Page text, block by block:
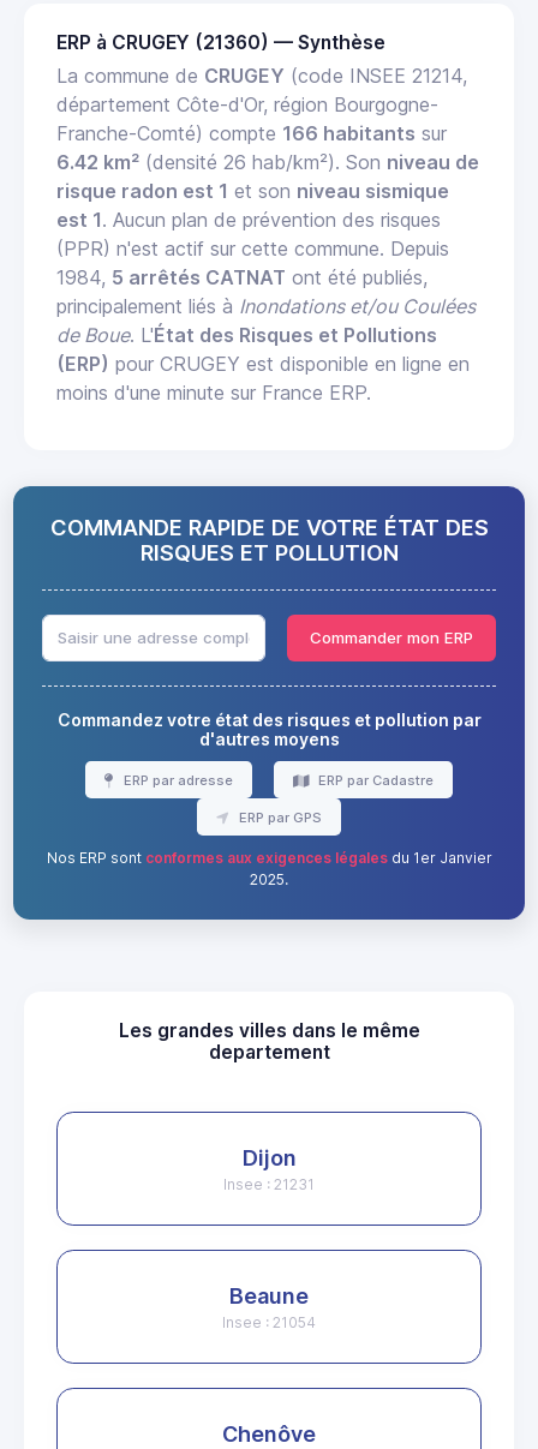
ERP à CRUGEY (21360) — Synthèse
La commune de CRUGEY (code INSEE 21214,
département Côte-d'Or, région Bourgogne-
Franche-Comté) compte 166 habitants sur
6.42 km² (densité 26 hab/km²). Son niveau de
risque radon est 1 et son niveau sismique
est 1. Aucun plan de prévention des risques
(PPR) n'est actif sur cette commune. Depuis
1984, 5 arrêtés CATNAT ont été publiés,
principalement liés à Inondations et/ou Coulées
de Boue. L'État des Risques et Pollutions
(ERP) pour CRUGEY est disponible en ligne en
moins d'une minute sur France ERP.
COMMANDE RAPIDE DE VOTRE ÉTAT DES
RISQUES ET POLLUTION
Commander mon ERP
Commandez votre état des risques et pollution par
d'autres moyens
ERP par adresse ERP par Cadastre
ERP par GPS
Nos ERP sont conformes aux exigences légalesdu 1er Janvier
2025.
Les grandes villes dans le même
departement
Dijon
Insee : 21231
Beaune
Insee : 21054
Chenôve